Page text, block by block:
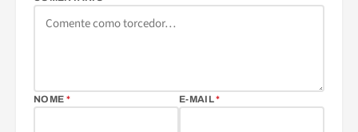
NOME * E-MAIL*